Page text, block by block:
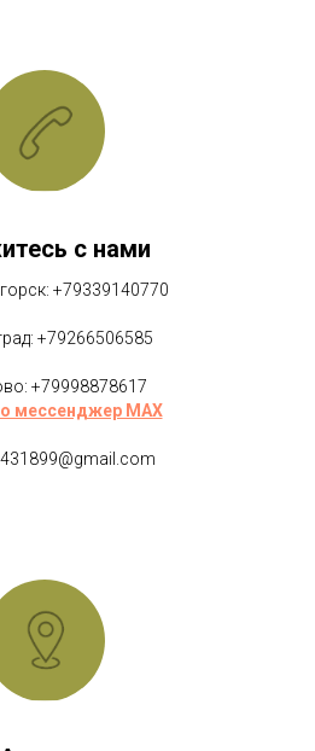
с нами
+79339140770
+79266506585
+79998878617
мессенджер MAX